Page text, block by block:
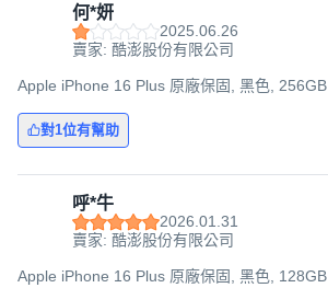
何*妍
2025.06.26
賣家: 酷澎股份有限公司
Apple iPhone 16 Plus 原廠保固, 黑色, 256GB
對1位有幫助
呼*牛
2026.01.31
賣家: 酷澎股份有限公司
Apple iPhone 16 Plus 原廠保固, 黑色, 128GB